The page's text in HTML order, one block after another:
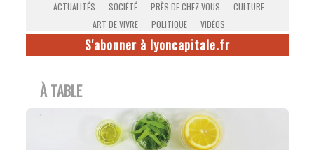
ACTUALITÉS SOCIÉTÉ PRÈS DE CHEZ VOUS
CULTURE
ART DE VIVRE
POLITIQUE VIDÉOS
S'abonner à lyoncapitale.fr
À TABLE